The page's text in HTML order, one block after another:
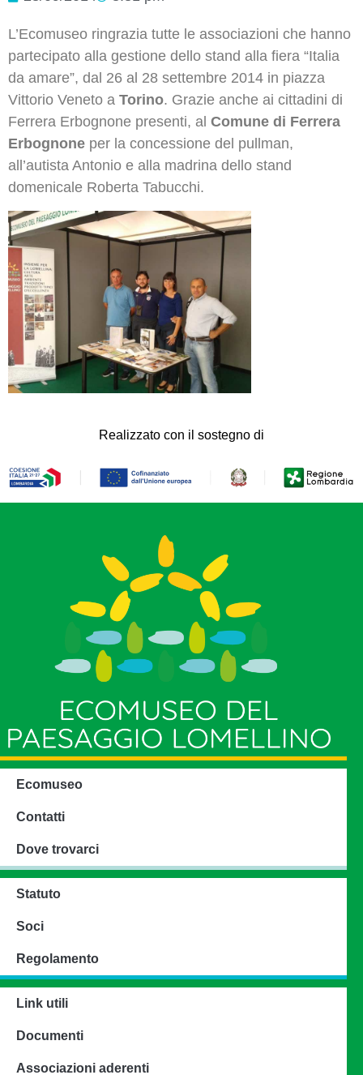
L’Ecomuseo ringrazia tutte le associazioni che hanno
partecipato alla gestione dello stand alla fiera “Italia
da amare”, dal 26 al 28 settembre 2014 in piazza
Vittorio Veneto a Torino. Grazie anche ai cittadini di
Ferrera Erbognone presenti, al Comune di Ferrera
Erbognone per la concessione del pullman,
all’autista Antonio e alla madrina dello stand
domenicale Roberta Tabucchi.
Realizzato con il sostegno di
Ecomuseo
Contatti
Dove trovarci
Statuto
Soci
Regolamento
Link utili
Documenti
Associazioni aderenti